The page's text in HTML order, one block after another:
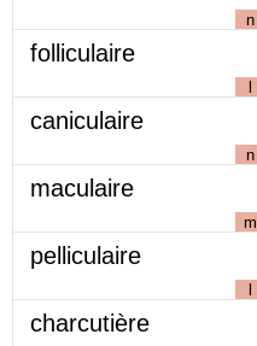
n
folliculaire
l
caniculaire
n
maculaire
m
pelliculaire
l
charcutière